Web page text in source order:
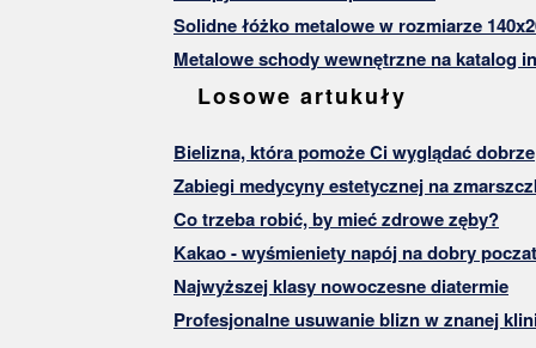
Solidne łóżko metalowe w rozmiarze
Metalowe schody wewnętrzne na katalog
Losowe artukuły
Bielizna, która pomoże Ci wyglądać dobrze
Zabiegi medycyny estetycznej na
Co trzeba robić, by mieć zdrowe zęby?
Kakao - wyśmieniety napój na dobry
Najwyższej klasy nowoczesne diatermie
Profesjonalne usuwanie blizn w znanej